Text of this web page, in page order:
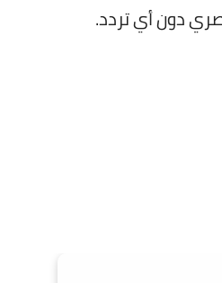
دون أي تردد.